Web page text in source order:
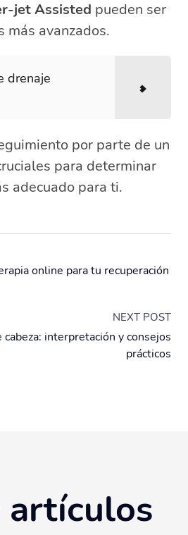
jet Assisted pueden ser
más avanzados.
drenaje
por parte de un
para determinar
adecuado para ti.
online para tu recuperación
NEXT POST
interpretación y consejos
prácticos
artículos